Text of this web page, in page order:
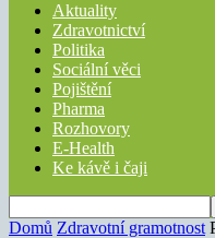
Aktuality
Zdravotnictví
Politika
Sociální věci
Pojištění
Pharma
Rozhovory
E-Health
Ke kávě i čaji
Domů Zdravotní gramotnost